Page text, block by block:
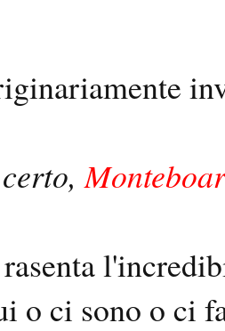
o ci sono o ci